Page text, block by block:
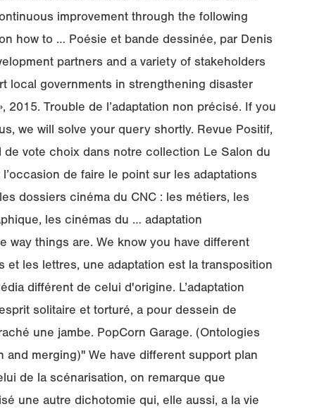
improvement through the following
how to … Poésie et bande dessinée, par Denis
partners and a variety of stakeholders
local governments in strengthening disaster
Trouble de l’adaptation non précisé. If you
we will solve your query shortly. Revue Positif,
vote choix dans notre collection Le Salon du
de faire le point sur les adaptations
dossiers cinéma du CNC : les métiers, les
les cinémas du … adaptation
way things are. We know you have different
les lettres, une adaptation est la transposition
différent de celui d'origine. L’adaptation
solitaire et torturé, a pour dessein de
une jambe. PopCorn Garage. (Ontologies
merging)" We have different support plan
de la scénarisation, on remarque que
une autre dichotomie qui, elle aussi, a la vie